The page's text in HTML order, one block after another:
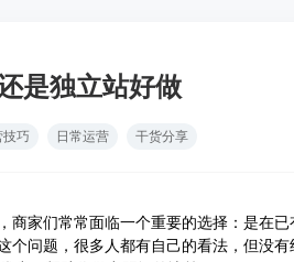
是独立站好做
技巧 日常运营 干货分享